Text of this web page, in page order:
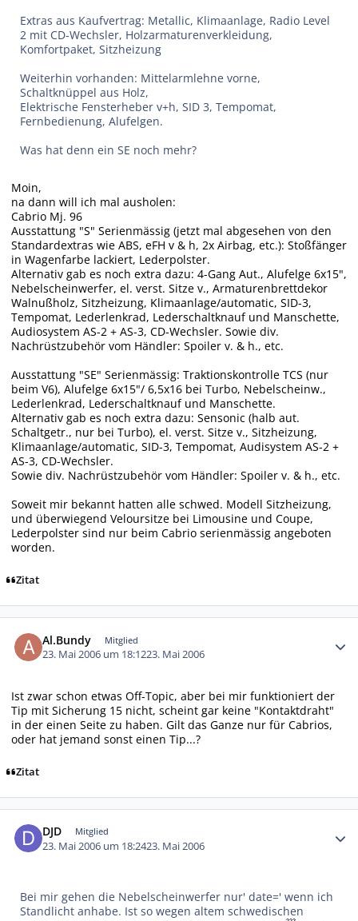
Extras aus Kaufvertrag: Metallic, Klimaanlage, Radio Level
2 mit CD-Wechsler, Holzarmaturenverkleidung,
Komfortpaket, Sitzheizung
Weiterhin vorhanden: Mittelarmlehne vorne,
Schaltknüppel aus Holz,
Elektrische Fensterheber v+h, SID 3, Tempomat,
Fernbedienung, Alufelgen.
Was hat denn ein SE noch mehr?
Moin,
na dann will ich mal ausholen:
Cabrio Mj. 96
Ausstattung "S" Serienmässig (jetzt mal abgesehen von den
Standardextras wie ABS, eFH v & h, 2x Airbag, etc.): Stoßfänger
in Wagenfarbe lackiert, Lederpolster.
Alternativ gab es noch extra dazu: 4-Gang Aut., Alufelge 6x15",
Nebelscheinwerfer, el. verst. Sitze v., Armaturenbrettdekor
Walnußholz, Sitzheizung, Klimaanlage/automatic, SID-3,
Tempomat, Lederlenkrad, Lederschaltknauf und Manschette,
Audiosystem AS-2 + AS-3, CD-Wechsler. Sowie div.
Nachrüstzubehör vom Händler: Spoiler v. & h., etc.
Ausstattung "SE" Serienmässig: Traktionskontrolle TCS (nur
beim V6), Alufelge 6x15"/ 6,5x16 bei Turbo, Nebelscheinw.,
Lederlenkrad, Lederschaltknauf und Manschette.
Alternativ gab es noch extra dazu: Sensonic (halb aut.
Schaltgetr., nur bei Turbo), el. verst. Sitze v., Sitzheizung,
Klimaanlage/automatic, SID-3, Tempomat, Audisystem AS-2 +
AS-3, CD-Wechsler.
Sowie div. Nachrüstzubehör vom Händler: Spoiler v. & h., etc.
Soweit mir bekannt hatten alle schwed. Modell Sitzheizung,
und überwiegend Veloursitze bei Limousine und Coupe,
Lederpolster sind nur beim Cabrio serienmässig angeboten
worden.
Zitat
Al.Bundy Mitglied
23. Mai 2006 um 18:1223. Mai 2006
Ist zwar schon etwas Off-Topic, aber bei mir funktioniert der
Tip mit Sicherung 15 nicht, scheint gar keine "Kontaktdraht"
in der einen Seite zu haben. Gilt das Ganze nur für Cabrios,
oder hat jemand sonst einen Tip...?
Zitat
DJD Mitglied
23. Mai 2006 um 18:2423. Mai 2006
Bei mir gehen die Nebelscheinwerfer nur' date=' wenn ich
Standlicht anhabe. Ist so wegen altem schwedischen